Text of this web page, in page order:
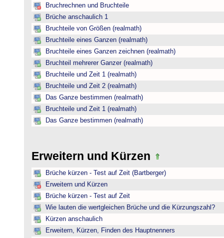
Bruchrechnen und Bruchteile
Brüche anschaulich 1
Bruchteile von Größen (realmath)
Bruchteile eines Ganzen (realmath)
Bruchteile eines Ganzen zeichnen (realmath)
Bruchteil mehrerer Ganzer (realmath)
Bruchteile und Zeit 1 (realmath)
Bruchteile und Zeit 2 (realmath)
Das Ganze bestimmen (realmath)
Bruchteile und Zeit 1 (realmath)
Das Ganze bestimmen (realmath)
Erweitern und Kürzen
Brüche kürzen - Test auf Zeit (Bartberger)
Erweitern und Kürzen
Brüche kürzen - Test auf Zeit
Wie lauten die wertgleichen Brüche und die Kürzungszahl?
Kürzen anschaulich
Erweitern, Kürzen, Finden des Hauptnenners